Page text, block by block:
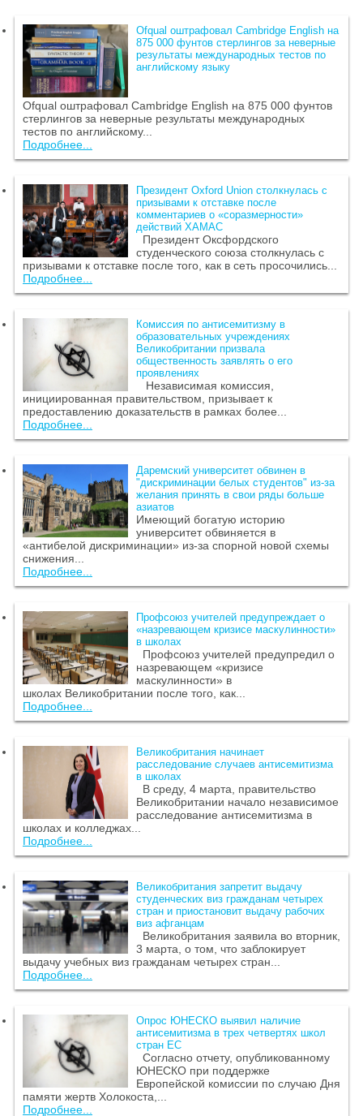
Ofqual оштрафовал Cambridge English на
875 000 фунтов стерлингов за неверные
результаты международных тестов по
английскому языку
Ofqual оштрафовал Cambridge English на 875 000 фунтов
стерлингов за неверные результаты международных
тестов по английскому...
Подробнее...
Президент Oxford Union столкнулась с
призывами к отставке после
комментариев о «соразмерности»
действий ХАМАС
Президент Оксфордского
студенческого союза столкнулась с
призывами к отставке после того, как в сеть просочились...
Подробнее...
Комиссия по антисемитизму в
образовательных учреждениях
Великобритании призвала
общественность заявлять о его
проявлениях
Независимая комиссия,
инициированная правительством, призывает к
предоставлению доказательств в рамках более...
Подробнее...
Даремский университет обвинен в
"дискриминации белых студентов" из-за
желания принять в свои ряды больше
азиатов
Имеющий богатую историю
университет обвиняется в
«антибелой дискриминации» из-за спорной новой схемы
снижения...
Подробнее...
Профсоюз учителей предупреждает о
«назревающем кризисе маскулинности»
в школах
Профсоюз учителей предупредил о
назревающем «кризисе
маскулинности» в
школах Великобритании после того, как...
Подробнее...
Великобритания начинает
расследование случаев антисемитизма
в школах
В среду, 4 марта, правительство
Великобритании начало независимое
расследование антисемитизма в
школах и колледжах...
Подробнее...
Великобритания запретит выдачу
студенческих виз гражданам четырех
стран и приостановит выдачу рабочих
виз афганцам
Великобритания заявила во вторник,
3 марта, о том, что заблокирует
выдачу учебных виз гражданам четырех стран...
Подробнее...
Опрос ЮНЕСКО выявил наличие
антисемитизма в трех четвертях школ
стран ЕС
Согласно отчету, опубликованному
ЮНЕСКО при поддержке
Европейской комиссии по случаю Дня
памяти жертв Холокоста,...
Подробнее...